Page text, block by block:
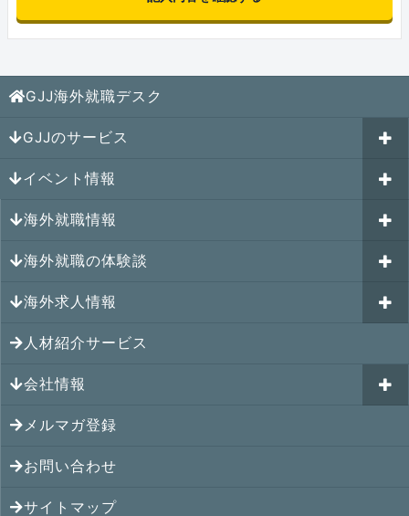
GJJ海外就職デスク
GJJのサービス
海外就職カウンセリング
はじめての海外就職セミナー
キャリアパスポートAI
GJJキャリア伴走プログラム
GJJキャリアコミュニティ
イベント情報
参加受付中のイベント
過去のイベント一覧
海外就職情報
アメリカの就職情報
カナダの就職情報
メキシコの就職情報
ヨーロッパの就職情報
オセアニアの就職情報
シンガポールの就職情報
マレーシアの就職情報
海外就職の体験談
海外就職その後の体験談
シンガポール就職の体験談
マレーシア就職の体験談
タイ就職の体験談
ベトナム就職の体験談
インドネシア就職の体験談
海外求人情報
シンガポールの求人
マレーシアの求人
タイの求人
ベトナムの求人
インドネシアの求人
人材紹介サービス
会社情報
アクセス
メンバー紹介
提携先
メルマガ登録
お問い合わせ
サイトマップ